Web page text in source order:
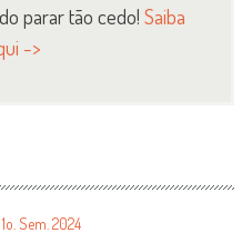
parar tão cedo!Saiba
->
Sem. 2024